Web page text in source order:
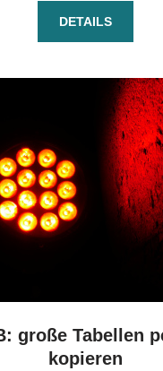
DETAILS
große Tabellen
kopieren